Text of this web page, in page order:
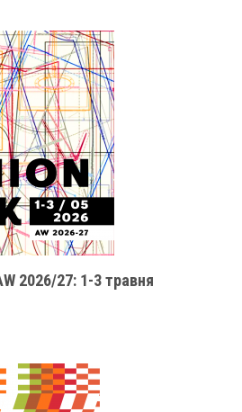
2026/27: 1-3 травня